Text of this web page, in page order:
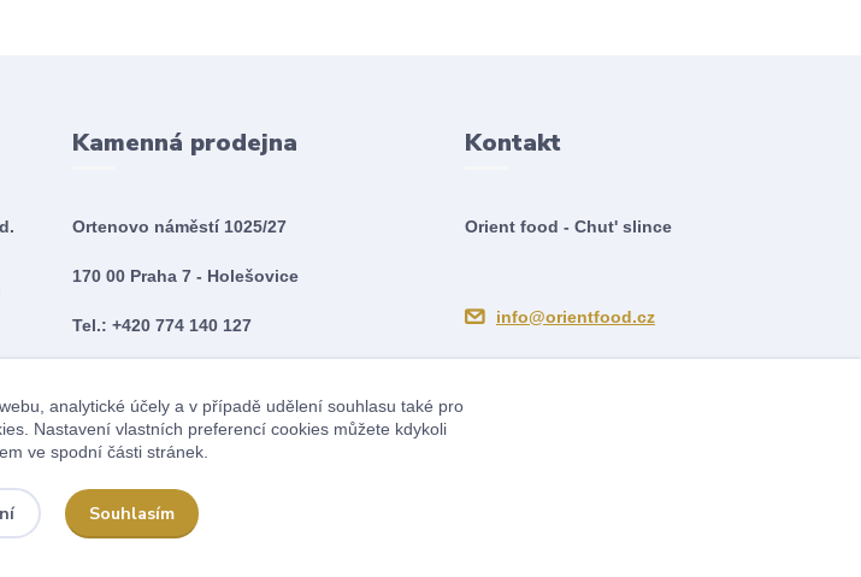
Kamenná prodejna
Ortenovo náměstí 1025/27
170 00 Praha 7 - Holešovice
Tel.: +420 774 140 127
Ne 10:00 - 18:00
Kontakt
Orient food - Chut' slince
info@orientfood.cz
analytické účely a v případě udělení souhlasu také pro
Nastavení vlastních preferencí cookies můžete kdykoli
ve spodní části stránek.
Souhlasím